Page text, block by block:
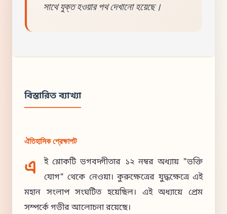
সাথে যুক্ত হওয়ার পথ দেখানো হয়েছে।
বিস্তারিত ব্যাখ্যা
ঐতিহাসিক প্রেক্ষাপট
এ
ই শ্লোকটি ভগবদ্গীতার ১২ নম্বর অধ্যায় "ভক্তি
যোগ" থেকে নেওয়া। কুরুক্ষেত্রের যুদ্ধক্ষেত্রে এই
মহান সংলাপ সংঘটিত হয়েছিল। এই অধ্যায়ে প্রেম
সম্পর্কে গভীর আলোচনা রয়েছে।